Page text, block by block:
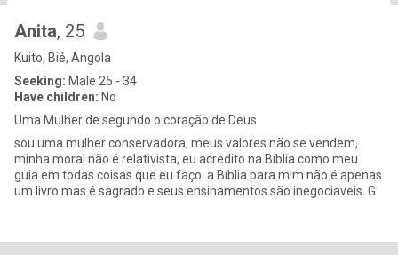
Anita, 25
Kuito, Bié, Angola
Seeking: Male 25 - 34
Have children: No
Uma Mulher de segundo o coração de Deus
sou uma mulher conservadora, meus valores não se vendem,
minha moral não é relativista, eu acredito na Bíblia como meu
guia em todas coisas que eu faço. a Bíblia para mim não é apenas
um livro mas é sagrado e seus ensinamentos são inegociaveis. G